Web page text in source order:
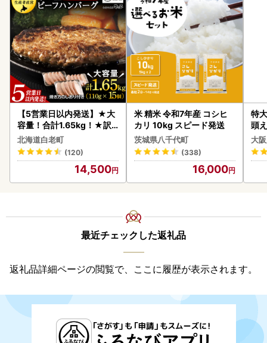
【5営業日以内発送】★大
容量！合計1.65kg！★訳
あり・牛の里ビーフハンバ
ーグ(110ｇ5枚入）×3 AG
058
北海道白老町
(120)
14,500
米 精米 令和7年産 コシヒ
カリ 10kg スピード発送
茨城県八千代町
(338)
16,000
特
頭
大
最近チェックした返礼品
返礼品詳細ページの閲覧で、ここに履歴が表示されます。